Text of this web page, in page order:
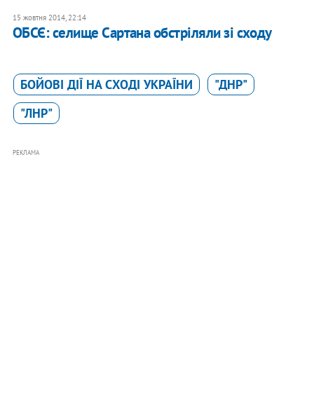
15 жовтня 2014, 22:14
ОБСЄ: селище Сартана обстріляли зі сходу
БОЙОВІ ДІЇ НА СХОДІ УКРАЇНИ
"ДНР"
"ЛНР"
РЕКЛАМА